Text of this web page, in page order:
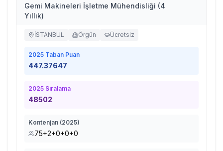
Gemi Makineleri İşletme Mühendisliği (4
Yıllık)
İSTANBUL Örgün Ücretsiz
2025 Taban Puan
447.37647
2025 Sıralama
48502
Kontenjan (2025)
75+2+0+0+0